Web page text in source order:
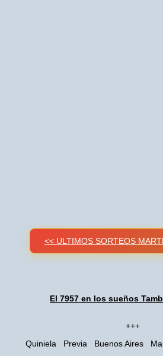
<< ULTIMOS SORTEOS
El 7957 en los sueños
+++
Quiniela Previa Buenos Aires